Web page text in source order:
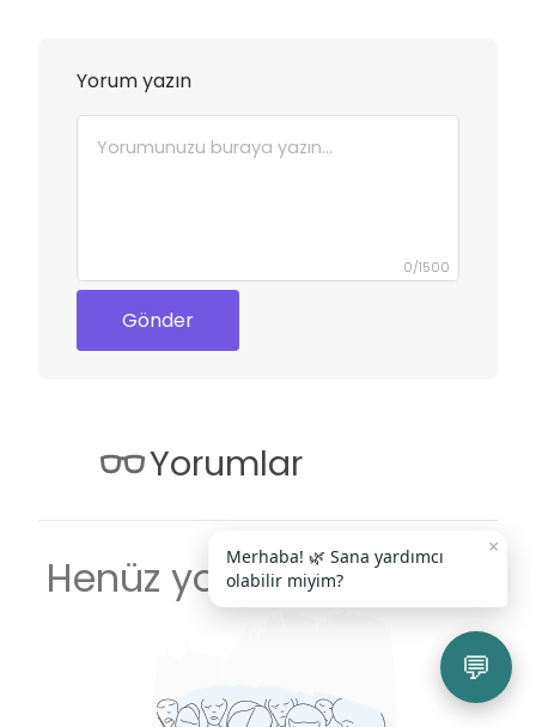
Yorum yazın
0/1500
Gönder
Yorumlar
Henüz yorum yapılmadı
💬
×
Merhaba! 🌿 Sana yardımcı
olabilir miyim?